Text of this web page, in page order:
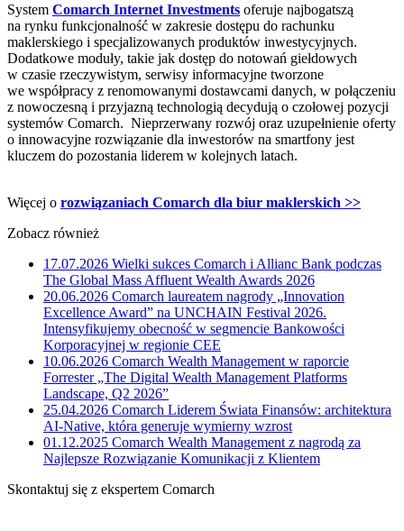
System Comarch Internet Investments oferuje najbogatszą
na rynku funkcjonalność w zakresie dostępu do rachunku
maklerskiego i specjalizowanych produktów inwestycyjnych.
Dodatkowe moduły, takie jak dostęp do notowań giełdowych
w czasie rzeczywistym, serwisy informacyjne tworzone
we współpracy z renomowanymi dostawcami danych, w połączeniu
z nowoczesną i przyjazną technologią decydują o czołowej pozycji
systemów Comarch. Nieprzerwany rozwój oraz uzupełnienie oferty
o innowacyjne rozwiązanie dla inwestorów na smartfony jest
kluczem do pozostania liderem w kolejnych latach.
Więcej o rozwiązaniach Comarch dla biur maklerskich >>
Zobacz również
17.07.2026 Wielki sukces Comarch i Allianc Bank podczas
The Global Mass Affluent Wealth Awards 2026
20.06.2026 Comarch laureatem nagrody „Innovation
Excellence Award” na UNCHAIN Festival 2026.
Intensyfikujemy obecność w segmencie Bankowości
Korporacyjnej w regionie CEE
10.06.2026 Comarch Wealth Management w raporcie
Forrester „The Digital Wealth Management Platforms
Landscape, Q2 2026”
25.04.2026 Comarch Liderem Świata Finansów: architektura
AI-Native, która generuje wymierny wzrost
01.12.2025 Comarch Wealth Management z nagrodą za
Najlepsze Rozwiązanie Komunikacji z Klientem
Skontaktuj się z ekspertem Comarch